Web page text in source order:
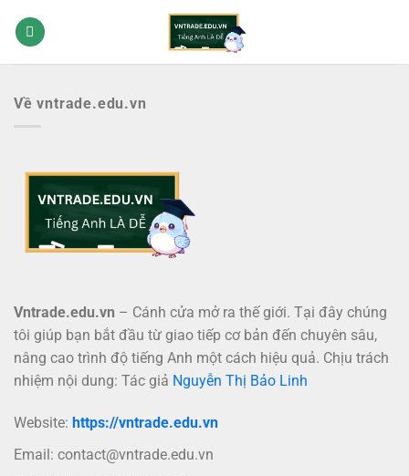
qua
Về vntrade.edu.vn
Vntrade.edu.vn – Cánh cửa mở ra thế giới. Tại đây chúng
tôi giúp bạn bắt đầu từ giao tiếp cơ bản đến chuyên sâu,
nâng cao trình độ tiếng Anh một cách hiệu quả. Chịu trách
nhiệm nội dung: Tác giả Nguyễn Thị Bảo Linh
Website: https://vntrade.edu.vn
Email: contact@vntrade.edu.vn